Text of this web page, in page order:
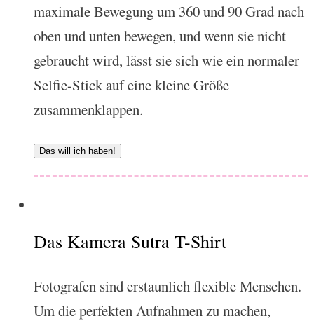
maximale Bewegung um 360 und 90 Grad nach
oben und unten bewegen, und wenn sie nicht
gebraucht wird, lässt sie sich wie ein normaler
Selfie-Stick auf eine kleine Größe
zusammenklappen.
Das will ich haben!
Das Kamera Sutra T-Shirt
Fotografen sind erstaunlich flexible Menschen.
Um die perfekten Aufnahmen zu machen,